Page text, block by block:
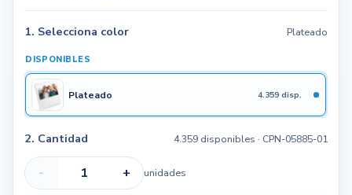
1. Selecciona color Plateado
DISPONIBLES
Plateado 4.359 disp.
2. Cantidad 4.359 disponibles · CPN-05885-01
- + unidades